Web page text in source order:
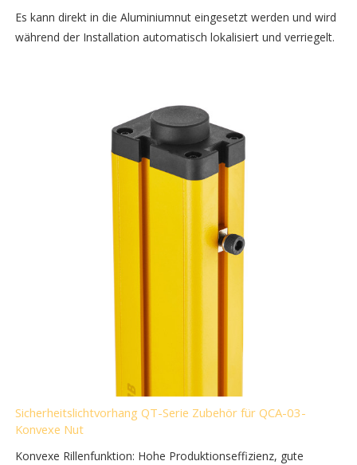
Es kann direkt in die Aluminiumnut eingesetzt werden und wird
während der Installation automatisch lokalisiert und verriegelt.
Sicherheitslichtvorhang QT-Serie Zubehör für QCA-03-
Konvexe Nut
Konvexe Rillenfunktion: Hohe Produktionseffizienz, gute